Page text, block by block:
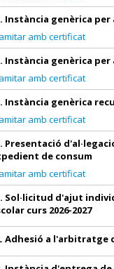
Instància genèrica
amb certificat
Instància genèrica
amb certificat
Instància genèrica
amb certificat
Presentació
de consum
amb certificat
Sol·licitud d'ajut
curs 2026-2027
Adhesió a l'arbitratge